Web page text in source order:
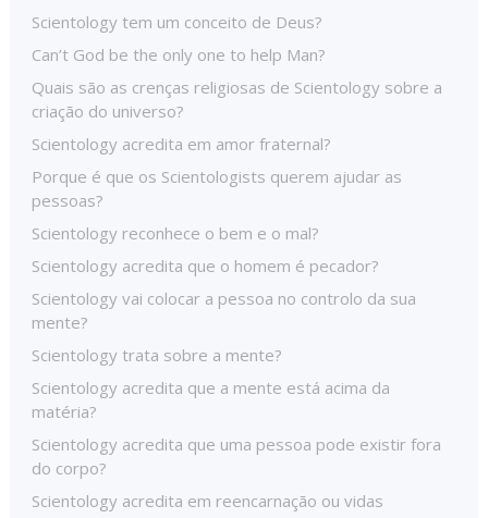
Scientology tem um conceito de Deus?
Can’t God be the only one to help Man?
Quais são as crenças religiosas de Scientology sobre a
criação do universo?
Scientology acredita em amor fraternal?
Porque é que os Scientologists querem ajudar as
pessoas?
Scientology reconhece o bem e o mal?
Scientology acredita que o homem é pecador?
Scientology vai colocar a pessoa no controlo da sua
mente?
Scientology trata sobre a mente?
Scientology acredita que a mente está acima da
matéria?
Scientology acredita que uma pessoa pode existir fora
do corpo?
Scientology acredita em reencarnação ou vidas